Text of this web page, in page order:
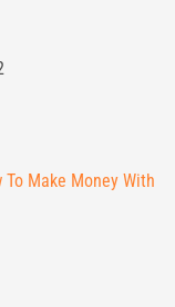
To Make Money With